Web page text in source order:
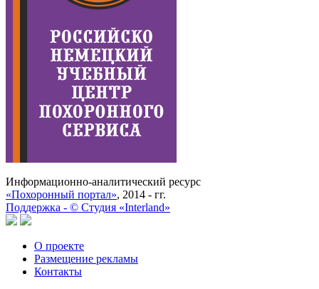
Информационно-аналитический ресурс
«Похоронный портал», 2014 - гг.
Поддержка - © Cтудия «Interland»
О проекте
Размещение рекламы
Контакты